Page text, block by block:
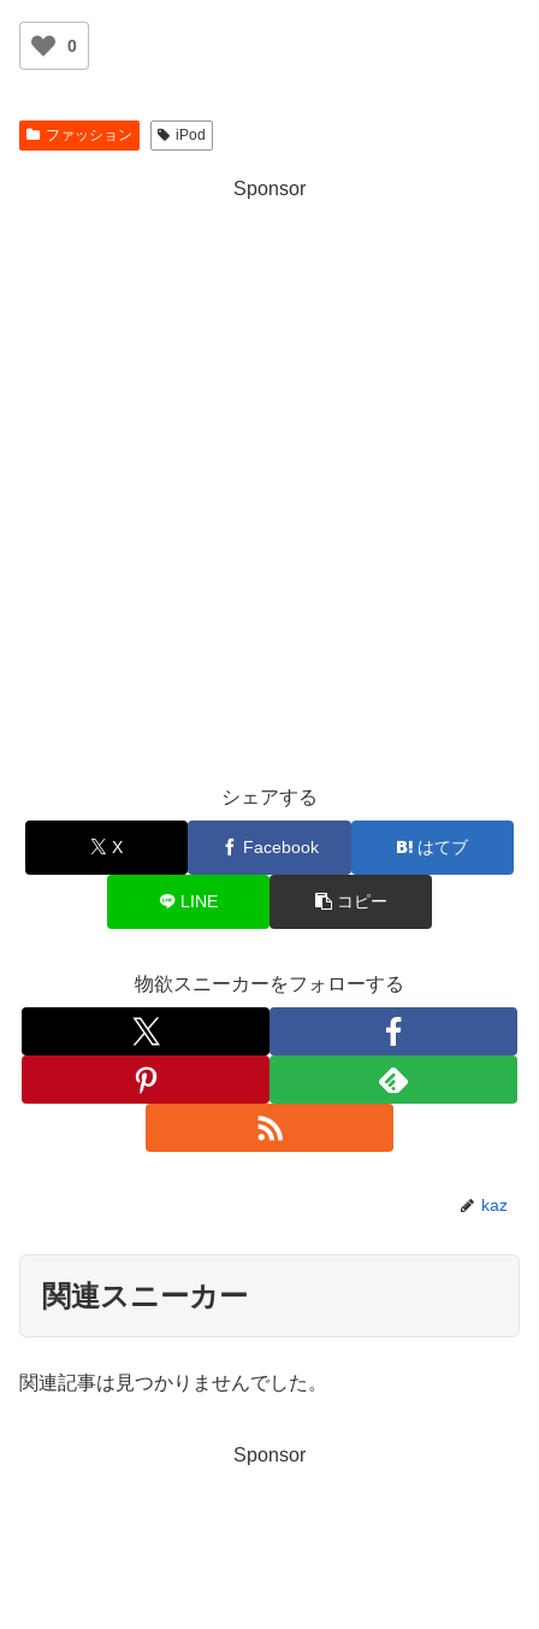
0
ファッション iPod
Sponsor
シェアする
X Facebook はてブ
LINE コピー
物欲スニーカーをフォローする
kaz
関連スニーカー
関連記事は見つかりませんでした。
Sponsor